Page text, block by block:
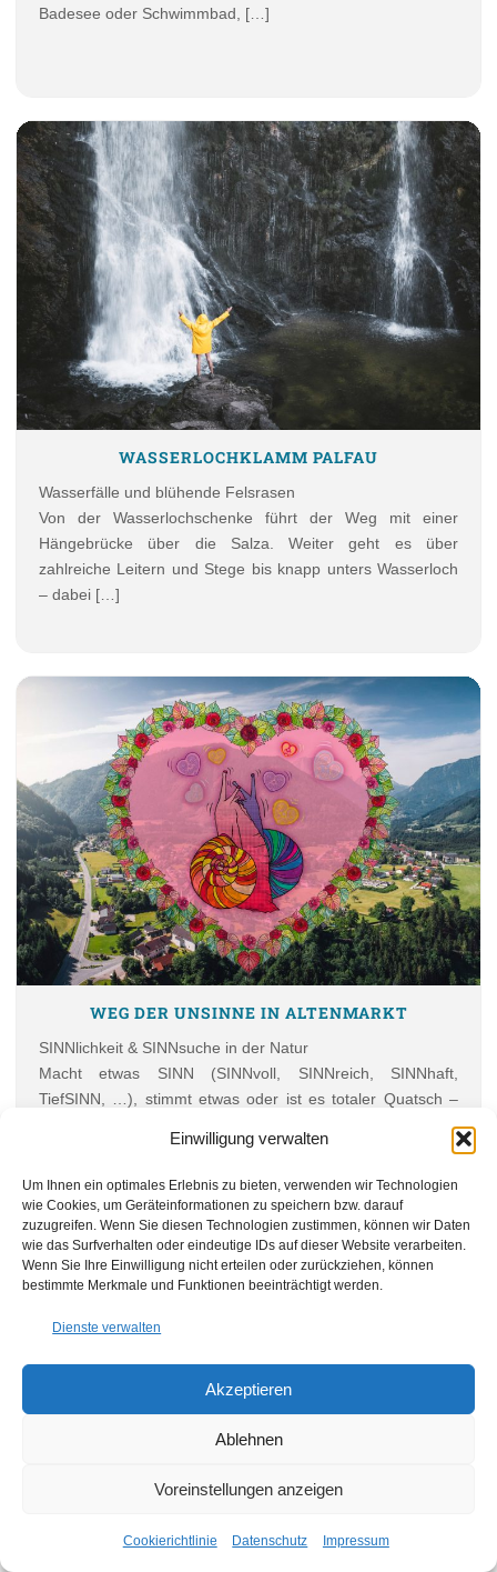
Einwilligung verwalten
Um Ihnen ein optimales Erlebnis zu bieten, verwenden wir Technologien
wie Cookies, um Geräteinformationen zu speichern bzw. darauf
zuzugreifen. Wenn Sie diesen Technologien zustimmen, können wir Daten
wie das Surfverhalten oder eindeutige IDs auf dieser Website verarbeiten.
Wenn Sie Ihre Einwilligung nicht erteilen oder zurückziehen, können
bestimmte Merkmale und Funktionen beeinträchtigt werden.
Dienste verwalten
Akzeptieren
Ablehnen
Voreinstellungen anzeigen
Cookierichtlinie Datenschutz Impressum
Badesee oder Schwimmbad, […]
WASSERLOCHKLAMM PALFAU
Wasserfälle und blühende Felsrasen
Von der Wasserlochschenke führt der Weg mit einer
Hängebrücke über die Salza. Weiter geht es über
zahlreiche Leitern und Stege bis knapp unters Wasserloch
– dabei […]
WEG DER UNSINNE IN ALTENMARKT
SINNlichkeit & SINNsuche in der Natur
Macht etwas SINN (SINNvoll, SINNreich, SINNhaft,
TiefSINN, …), stimmt etwas oder ist es totaler Quatsch –